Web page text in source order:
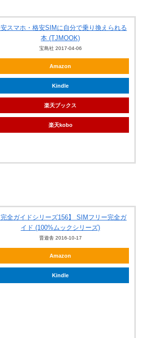
スマホ・格安SIMに自分で乗り換えられる
本 (TJMOOK)
宝島社 2017-04-06
Amazon
Kindle
楽天ブックス
楽天kobo
完全ガイドシリーズ156】 SIMフリー完全ガ
イド (100%ムックシリーズ)
晋遊舎 2016-10-17
Amazon
Kindle